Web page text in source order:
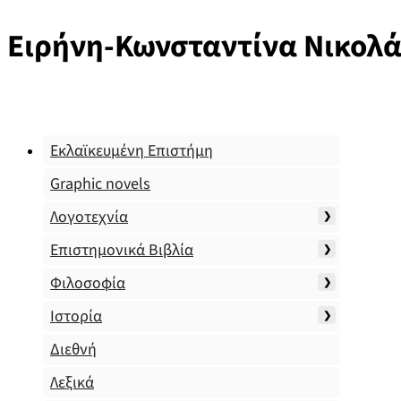
Ειρήνη-Κωνσταντίνα
Εκλαϊκευμένη Επιστήμη
Graphic novels
Λογοτεχνία
Επιστημονικά Βιβλία
Φιλοσοφία
Ιστορία
Διεθνή
Λεξικά